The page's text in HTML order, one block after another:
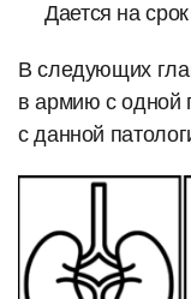
Дается на
В следующих
в армию с одной
с данной